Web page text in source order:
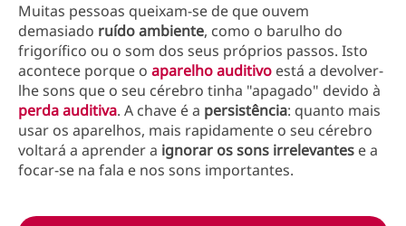
Muitas pessoas queixam-se de que ouvem
demasiado ruído ambiente, como o barulho do
frigorífico ou o som dos seus próprios passos. Isto
acontece porque o aparelho auditivo está a devolver-
lhe sons que o seu cérebro tinha "apagado" devido à
perda auditiva. A chave é a persistência: quanto mais
usar os aparelhos, mais rapidamente o seu cérebro
voltará a aprender a ignorar os sons irrelevantes e a
focar-se na fala e nos sons importantes.